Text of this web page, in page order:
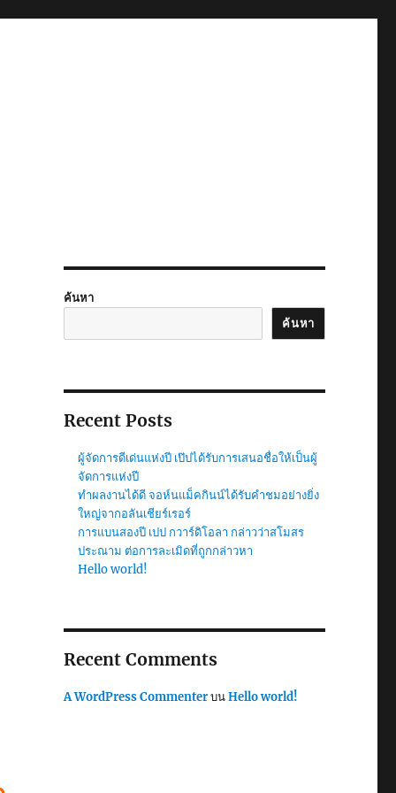
ค้นหา
ค้นหา
Recent Posts
ผู้จัดการดีเด่นแห่งปี เป๊ปได้รับการเสนอชื่อให้เป็นผู้
จัดการแห่งปี
ทำผลงานได้ดี จอห์นแม็คกินน์ได้รับคำชมอย่างยิ่ง
ใหญ่จากอลันเชียร์เรอร์
การแบนสองปี เปป กวาร์ดิโอลา กล่าวว่าสโมสร
ประณาม ต่อการละเมิดที่ถูกกล่าวหา
Hello world!
Recent Comments
A WordPress CommenterบนHello world!